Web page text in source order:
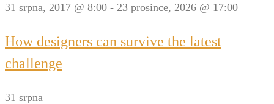
31 srpna, 2017 @ 8:00 - 23 prosince, 2026 @ 17:00
How designers can survive the latest
challenge
31 srpna